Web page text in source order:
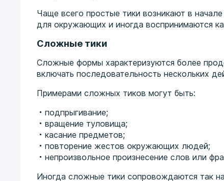
Чаще всего простые тики возникают в
для окружающих и иногда воспринимаются
Сложные тики
Сложные формы характеризуются более
включать последовательность нескольких
Примерами сложных тиков могут быть:
подпрыгивание;
вращение туловища;
касание предметов;
повторение жестов окружающих людей;
непроизвольное произнесение слов или
Иногда сложные тики сопровождаются так